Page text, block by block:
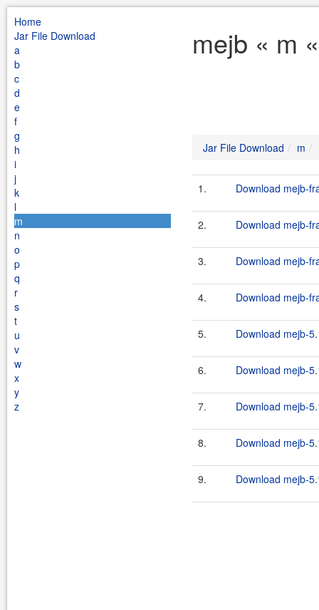
Home
Jar File Download
a
b
c
d
e
f
g
h
i
j
k
l
m
n
o
p
q
r
s
t
u
v
w
x
y
z
mejb « m
Jar File Download m
1. Download mejb-
2. Download mejb-
3. Download mejb-
4. Download mejb-
5. Download mejb-
6. Download mejb-
7. Download mejb-
8. Download mejb-
9. Download mejb-